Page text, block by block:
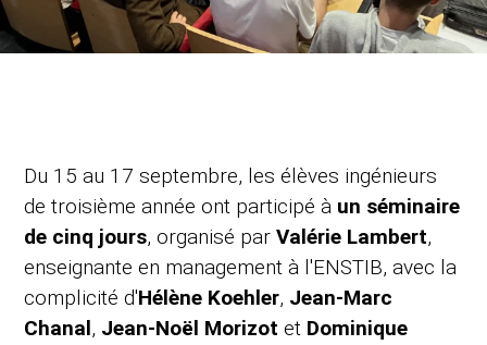
Du 15 au 17 septembre, les élèves ingénieurs
de troisième année ont participé à un séminaire
de cinq jours, organisé parValérie Lambert,
enseignante en management à l'ENSTIB, avec la
complicité d'Hélène Koehler, Jean-Marc
Chanal, Jean-Noël Morizot et Dominique